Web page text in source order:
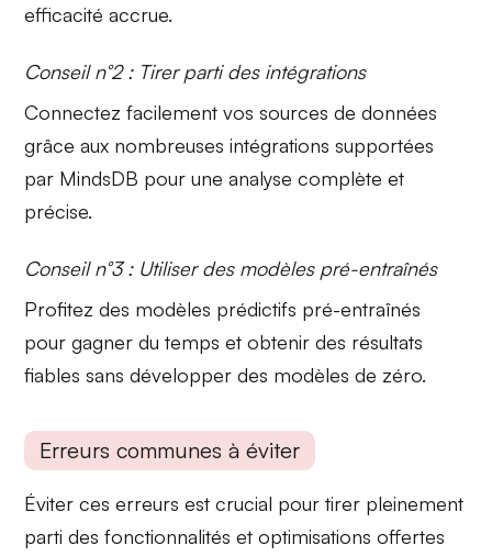
efficacité accrue.
Conseil n°2 : Tirer parti des intégrations
Connectezfacilement vos sources de données
grâce aux nombreuses intégrations supportées
par MindsDB pour une analyse complète et
précise.
Conseil n°3 : Utiliser des modèles pré-entraînés
Profitez des modèles prédictifs pré-entraînés
pour gagner du temps et obtenir des résultats
fiables sans développer des modèles de zéro.
Erreurs communes à éviter
Éviter ces erreurs est crucial pour tirer pleinement
parti des fonctionnalités et optimisations offertes